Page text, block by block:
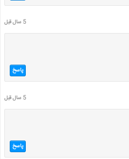
5 سال قبل
پاسخ
5 سال قبل
پاسخ